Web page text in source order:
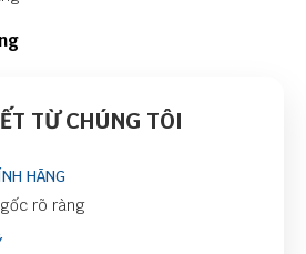
TỪ CHÚNG TÔI
HÃNG
rõ ràng